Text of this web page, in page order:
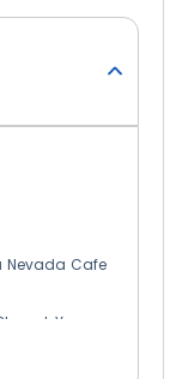
Nevada Cafe
Yanı